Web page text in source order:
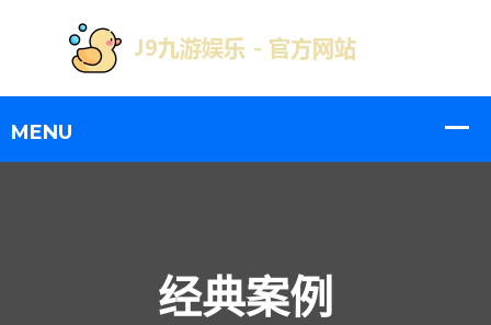
经典案例